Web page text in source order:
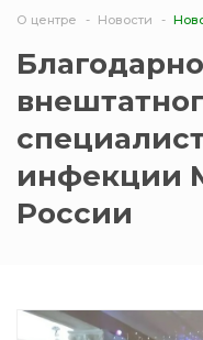
О центре Новости
инфекции
России